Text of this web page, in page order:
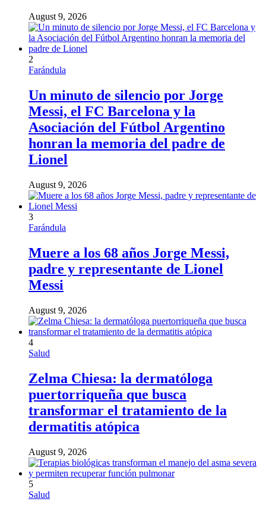
August 9, 2026
2
Farándula
Un minuto de silencio por Jorge
Messi, el FC Barcelona y la
Asociación del Fútbol Argentino
honran la memoria del padre de
Lionel
August 9, 2026
3
Farándula
Muere a los 68 años Jorge Messi,
padre y representante de Lionel
Messi
August 9, 2026
4
Salud
Zelma Chiesa: la dermatóloga
puertorriqueña que busca
transformar el tratamiento de la
dermatitis atópica
August 9, 2026
5
Salud